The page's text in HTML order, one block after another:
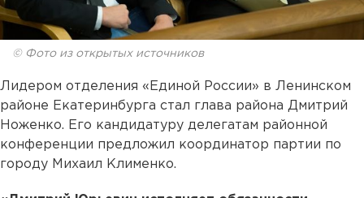
© Фото из открытых источников
Лидером отделения «Единой России» в Ленинском
районе Екатеринбурга стал глава района Дмитрий
Ноженко. Его кандидатуру делегатам районной
конференции предложил координатор партии по
городу Михаил Клименко.